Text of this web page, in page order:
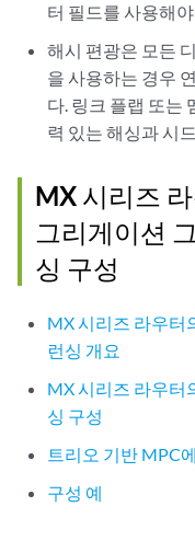
터 필드를 사용해
해시 편광은 모든
을 사용하는 경우
다. 링크 플랩 또는
력 있는 해싱과 시
MX 시리즈
그리게이션
싱 구성
MX 시리즈 라우터
런싱 개요
MX 시리즈 라우터
싱 구성
트리오 기반 MPC
구성 예